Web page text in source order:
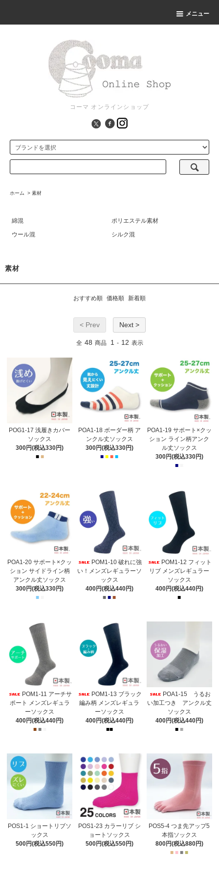
メニュー
コーマ オンラインショップ
ホーム > 素材
綿混
ポリエステル素材
ウール混
シルク混
素材
おすすめ順 価格順 新着順
< Prev Next >
全 48 商品 1 - 12 表示
POG1-17 浅履きカバー
ソックス
300円(税込330円)
■ ■
POA1-18 ボーダー柄 ア
ンクル丈ソックス
300円(税込330円)
■ ■ ■ ■
POA1-19 サポート×クッ
ション ライン柄アンク
ル丈ソックス
300円(税込330円)
■
POA1-20 サポート×クッ
ション サイドライン柄
アンクル丈ソックス
300円(税込330円)
■
POM1-10 破れに強
い！メンズレギュラーソ
ックス
400円(税込440円)
■ ■ ■
POM1-12 フィット
リブ メンズレギュラー
ソックス
400円(税込440円)
■
POM1-11 アーチサ
ポート メンズレギュラ
ーソックス
400円(税込440円)
■ ■
POM1-13 ブラック
編み柄 メンズレギュラ
ーソックス
400円(税込440円)
■■
POA1-15 うるお
い加工つき アンクル丈
ソックス
400円(税込440円)
■ ■
POS1-1 ショートリブソ
ックス
500円(税込550円)
POS1-23 カラーリブ シ
ョートソックス
500円(税込550円)
POS5-4 つま先アップ5
本指ソックス
800円(税込880円)
■ ■ ■ ■